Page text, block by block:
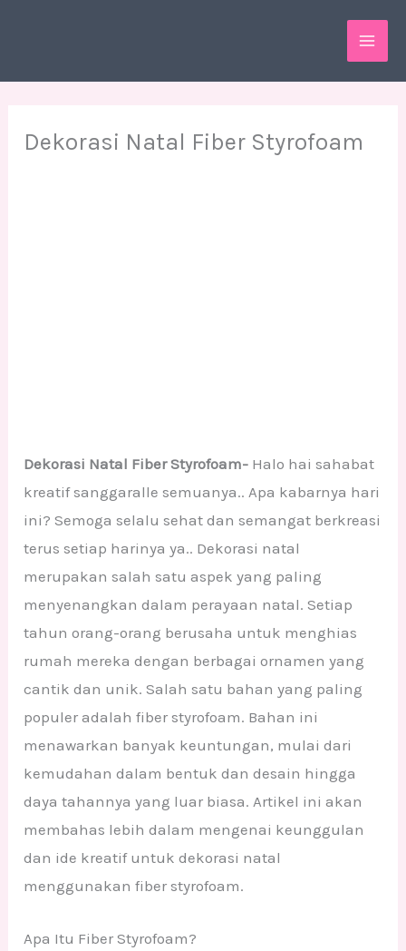
Dekorasi Natal Fiber Styrofoam
Dekorasi Natal Fiber Styrofoam- Halo hai sahabat
kreatif sanggaralle semuanya.. Apa kabarnya hari
ini? Semoga selalu sehat dan semangat berkreasi
terus setiap harinya ya.. Dekorasi natal
merupakan salah satu aspek yang paling
menyenangkan dalam perayaan natal. Setiap
tahun orang-orang berusaha untuk menghias
rumah mereka dengan berbagai ornamen yang
cantik dan unik. Salah satu bahan yang paling
populer adalah fiber styrofoam. Bahan ini
menawarkan banyak keuntungan, mulai dari
kemudahan dalam bentuk dan desain hingga
daya tahannya yang luar biasa. Artikel ini akan
membahas lebih dalam mengenai keunggulan
dan ide kreatif untuk dekorasi natal
menggunakan fiber styrofoam.
Apa Itu Fiber Styrofoam?